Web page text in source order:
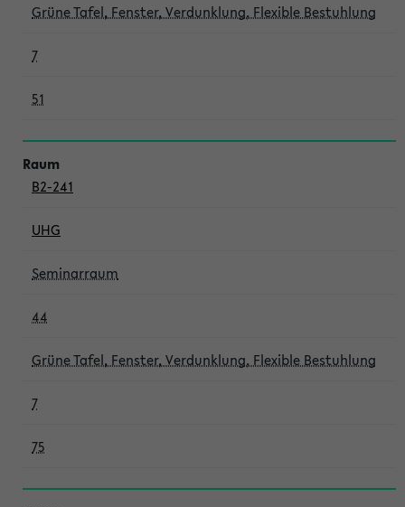
Grüne Tafel, Fenster, Verdunklung, Flexible Bestuhlung
7
51
B2-241
UHG
Seminarraum
44
Grüne Tafel, Fenster, Verdunklung, Flexible Bestuhlung
7
75